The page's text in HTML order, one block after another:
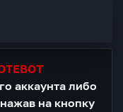
аккаунта либо
на кнопку